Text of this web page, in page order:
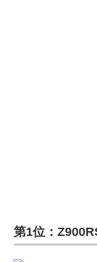
第1位：